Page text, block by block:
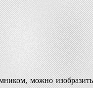
можно